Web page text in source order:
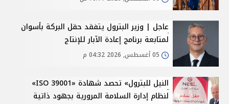
عاجل | وزير البترول يتفقد حقل البركة بأسوان
لمتابعة برنامج إعادة الآبار للإنتاج
النيل للبترول» تحصد شهادة «ISO 39001»
لنظام إدارة السلامة المرورية بجهود ذاتية